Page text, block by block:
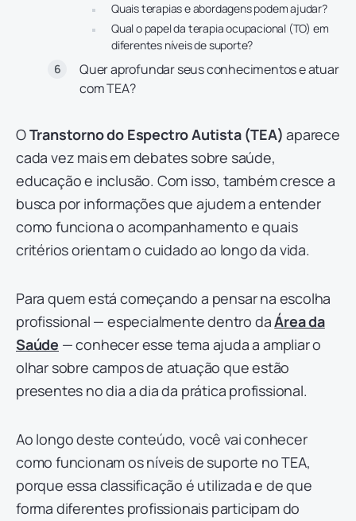
Quais terapias e abordagens podem ajudar?
Qual o papel da terapia ocupacional (TO) em
diferentes níveis de suporte?
Quer aprofundar seus conhecimentos e atuar
com TEA?
OTranstorno do Espectro Autista (TEA) aparece
cada vez mais em debates sobre saúde,
educação e inclusão. Com isso, também cresce a
busca por informações que ajudem a entender
como funciona o acompanhamento e quais
critérios orientam o cuidado ao longo da vida.
Para quem está começando a pensar na escolha
profissional — especialmente dentro daÁrea da
Saúde — conhecer esse tema ajuda a ampliar o
olhar sobre campos de atuação que estão
presentes no dia a dia da prática profissional.
Ao longo deste conteúdo, você vai conhecer
como funcionam os níveis de suporte no TEA,
porque essa classificação é utilizada e de que
forma diferentes profissionais participam do